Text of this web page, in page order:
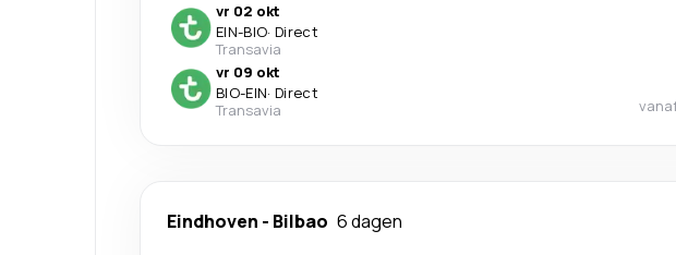
vr 02 okt
EIN-BIO· Direct
Transavia
vr 09 okt
BIO-EIN· Direct
Transavia
Eindhoven - Bilbao 6 dagen